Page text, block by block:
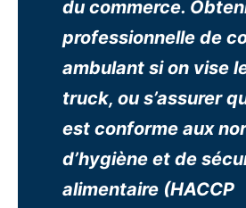
du commerce.
professionnelle de
ambulant si on vise
truck, ou s’assurer
est conforme aux
d’hygiène et de
alimentaire (HACCP